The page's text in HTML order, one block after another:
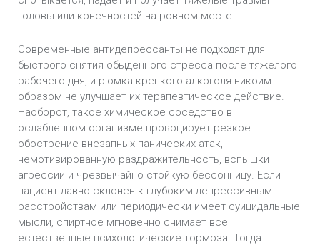
головы или конечностей на ровном месте.
Современные антидепрессанты не подходят для
быстрого снятия обыденного стресса после тяжелого
рабочего дня, и рюмка крепкого алкоголя никоим
образом не улучшает их терапевтическое действие.
Наоборот, такое химическое соседство в
ослабленном организме провоцирует резкое
обострение внезапных панических атак,
немотивированную раздражительность, вспышки
агрессии и чрезвычайно стойкую бессонницу. Если
пациент давно склонен к глубоким депрессивным
расстройствам или периодически имеет суицидальные
мысли, спиртное мгновенно снимает все
естественные психологические тормоза. Тогда